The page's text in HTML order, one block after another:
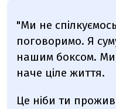
"Ми не
поговоримо. Я
нашим боксом. Ми
наче ціле життя.
Це ніби ти прожив